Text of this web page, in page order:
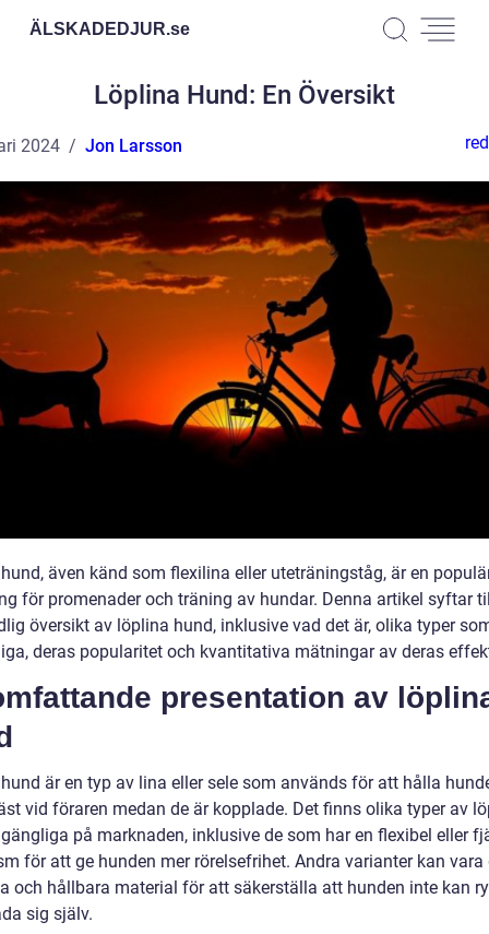
ÄLSKADEDJUR.se
Löplina Hund: En Översikt
2024 Jon Larsson
även känd som flexilina eller uteträningståg, är en
för promenader och träning av hundar. Denna artikel syftar
översikt av löplina hund, inklusive vad det är, olika typer
deras popularitet och kvantitativa mätningar av deras
presentation av
är en typ av lina eller sele som används för att hålla
vid föraren medan de är kopplade. Det finns olika typer av
på marknaden, inklusive de som har en flexibel eller
för att ge hunden mer rörelsefrihet. Andra varianter kan vara
och hållbara material för att säkerställa att hunden inte kan
sig själv.